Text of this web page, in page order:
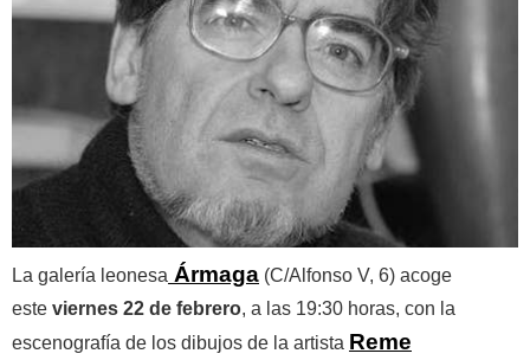
La galería leonesa Ármaga (C/Alfonso V, 6) acoge
este viernes 22 de febrero, a las 19:30 horas, con la
escenografía de los dibujos de la artista Reme